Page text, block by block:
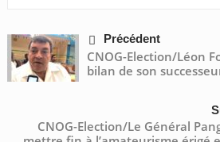
Précédent
CNOG-Election/Léon
bilan de son
CNOG-Election/Le Général